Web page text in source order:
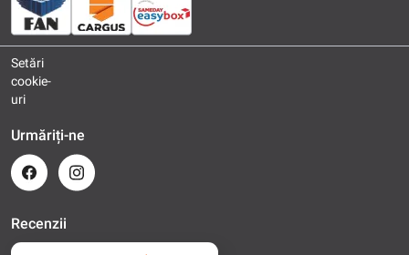
Setări
cookie-
uri
Urmăriți-ne
Recenzii